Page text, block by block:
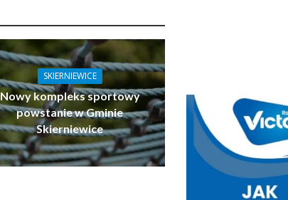
SKIERNIEWICE
Nowy kompleks sportowy
powstanie w Gminie
Skierniewice